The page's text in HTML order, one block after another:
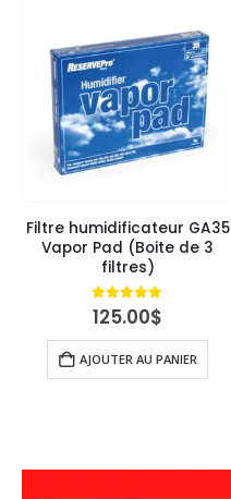
Filtre humidificateur GA35
Vapor Pad (Boite de 3
filtres)
5.00 out of 5
125.00$
AJOUTER AU PANIER